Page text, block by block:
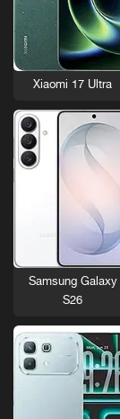
Xiaomi 17 Ultra
Samsung Galaxy
S26